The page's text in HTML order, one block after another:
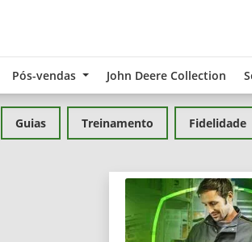
Pós-vendas John Deere Collection
Guias Treinamento Fidelidade